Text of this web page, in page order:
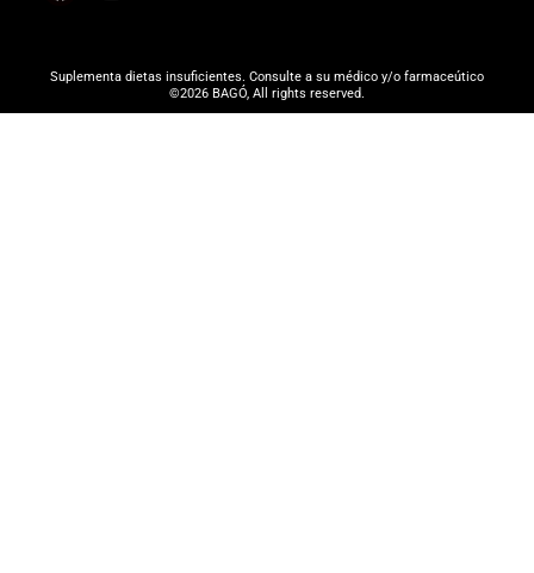
Suplementa dietas insuficientes. Consulte a su médico y/o farmaceútico
©2026 BAGÓ, All rights reserved.